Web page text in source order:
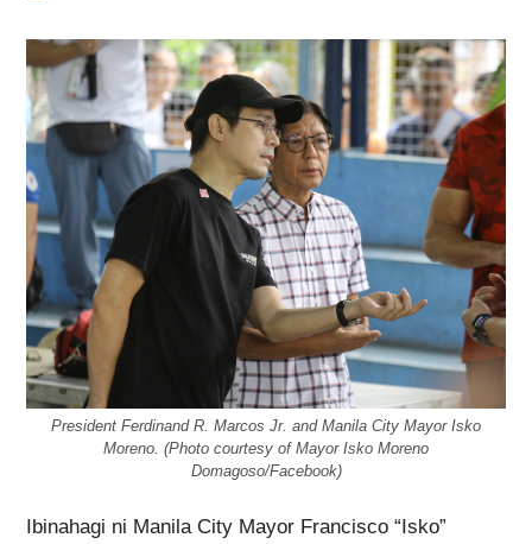
President Ferdinand R. Marcos Jr. and Manila City Mayor Isko
Moreno. (Photo courtesy of Mayor Isko Moreno
Domagoso/Facebook)
Ibinahagi ni Manila City Mayor Francisco “Isko”